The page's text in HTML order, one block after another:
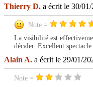
Thierry D. a écrit le 30/
Note =
La visibilité est
décaler. Excellent
Alain A. a écrit le 29/01/
Note =